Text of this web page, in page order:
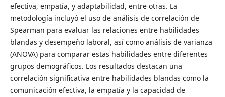
efectiva, empatía, y adaptabilidad, entre otras. La
metodología incluyó el uso de análisis de correlación de
Spearman para evaluar las relaciones entre habilidades
blandas y desempeño laboral, así como análisis de varianza
(ANOVA) para comparar estas habilidades entre diferentes
grupos demográficos. Los resultados destacan una
correlación significativa entre habilidades blandas como la
comunicación efectiva, la empatía y la capacidad de